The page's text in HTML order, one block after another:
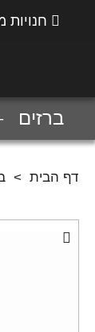
חנויות
ברזים
דף הבית >